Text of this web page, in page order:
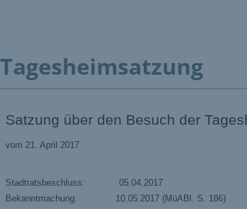
Tagesheimsatzung